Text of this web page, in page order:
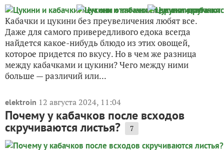
Кабачки и цукини без преувеличения любят все.
Даже для самого привередливого едока всегда
найдется какое-нибудь блюдо из этих овощей,
которое придется по вкусу. Но в чем же разница
между кабачками и цукини? Чего между ними
больше — различий или...
elektroin 12 августа 2024, 11:04
Почему у кабачков после всходов
скручиваются листья? 7